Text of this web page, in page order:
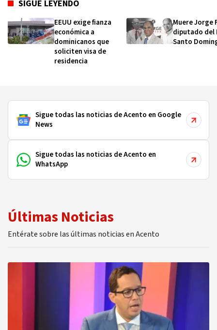
SIGUE LEYENDO
EEUU exige fianza
económica a
dominicanos que
soliciten visa de
residencia
Muere Jorge
diputado del
Santo
Sigue todas las noticias de Acento en Google
News
Sigue todas las noticias de Acento en
WhatsApp